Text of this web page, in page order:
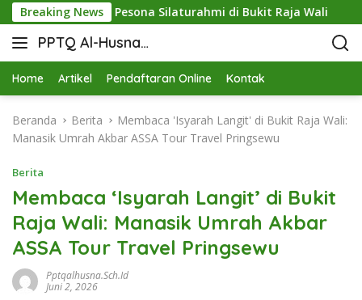
Breaking News
dan Pesona Silaturahmi di Bukit Raja Wali
PPTQ Al-Husna
Bukit Raja Wali
Home Artikel Pendaftaran Online Kontak
Beranda Berita
Membaca 'Isyarah Langit' di Bukit Raja Wali:
Manasik Umrah Akbar ASSA Tour Travel Pringsewu
Berita
Membaca ‘Isyarah Langit’ di Bukit
Raja Wali: Manasik Umrah Akbar
ASSA Tour Travel Pringsewu
Pptqalhusna.sch.id
Juni 2, 2026